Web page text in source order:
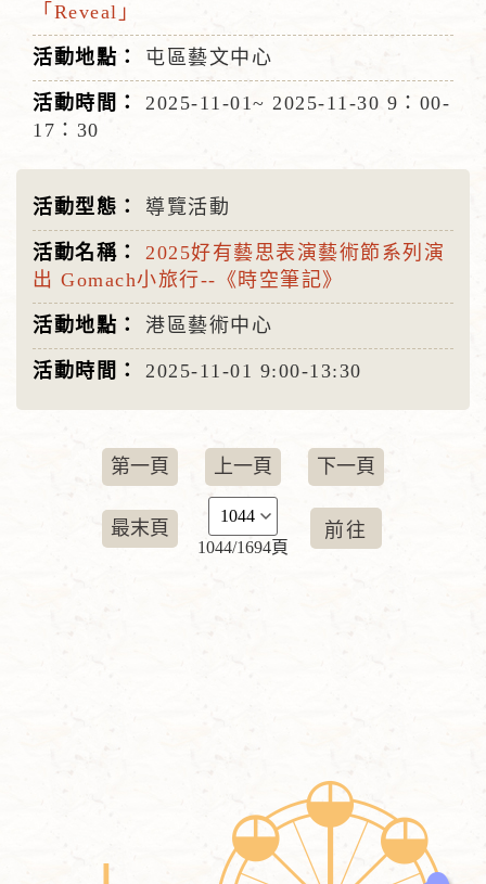
「Reveal」
屯區藝文中心
2025-11-01~ 2025-11-30 9：00-
17：30
導覽活動
2025好有藝思表演藝術節系列演
出 Gomach小旅行--《時空筆記》
港區藝術中心
2025-11-01 9:00-13:30
第一頁 上一頁 下一頁
最末頁
1044/1694頁